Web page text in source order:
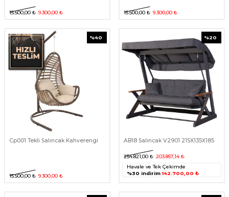
15.500,00 ₺ 9.300,00 ₺ 15.500,00 ₺ 9.300,00 ₺
%40
Cp001 Tekli Salıncak Kahverengi
15.500,00 ₺ 9.300,00 ₺
%20
AB18 Salıncak V2901 215X135X185
254.821,00 ₺ 203.857,14₺
Havale ve Tek Çekimde
%30 indirim 142.700,00 ₺